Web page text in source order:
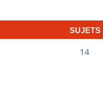
SUJETS
14S